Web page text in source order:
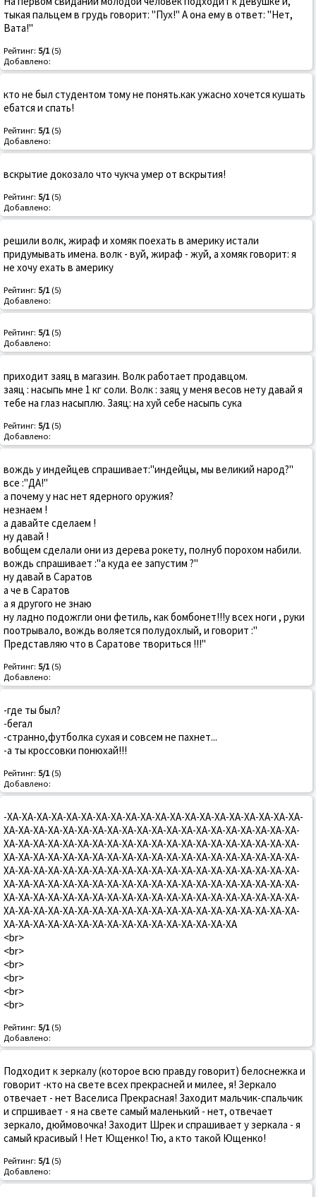
тыкая пальцем в грудь говорит: "Пух!" А она ему в ответ: "Нет,
Вата!"
Рейтинг: 5/1 (5)
Добавлено:
кто не был студентом тому не понять.как ужасно хочется кушать
ебатся и спать!
Рейтинг: 5/1 (5)
Добавлено:
вскрытие докозало что чукча умер от вскрытия!
Рейтинг: 5/1 (5)
Добавлено:
решили волк, жираф и хомяк поехать в америку истали
придумывать имена. волк - вуй, жираф - жуй, а хомяк говорит: я
не хочу ехать в америку
Рейтинг: 5/1 (5)
Добавлено:
Рейтинг: 5/1 (5)
Добавлено:
приходит заяц в магазин. Волк работает продавцом.
заяц : насыпь мне 1 кг соли. Волк : заяц у меня весов нету давай я
тебе на глаз насыплю. Заяц: на хуй себе насыпь сука
Рейтинг: 5/1 (5)
Добавлено:
вождь у индейцев спрашивает:"индейцы, мы великий народ?"
все :"ДА!"
а почему у нас нет ядерного оружия?
незнаем !
а давайте сделаем !
ну давай !
вобщем сделали они из дерева рокету, полнуб порохом набили.
вождь спрашивает :"а куда ее запустим ?"
ну давай в Саратов
а че в Саратов
а я другого не знаю
ну ладно подожгли они фетиль, как бомбонет!!!у всех ноги , руки
поотрывало, вождь воляется полудохлый, и говорит :"
Представляю что в Саратове твориться !!!"
Рейтинг: 5/1 (5)
Добавлено:
-где ты был?
-бегал
-странно,футболка сухая и совсем не пахнет...
-а ты кроссовки понюхай!!!
Рейтинг: 5/1 (5)
Добавлено:
-ХА-ХА-ХА-ХА-ХА-ХА-ХА-ХА-ХА-ХА-ХА-ХА-ХА-ХА-ХА-ХА-ХА-ХА-ХА-ХА-
ХА-ХА-ХА-ХА-ХА-ХА-ХА-ХА-ХА-ХА-ХА-ХА-ХА-ХА-ХА-ХА-ХА-ХА-ХА-ХА-
ХА-ХА-ХА-ХА-ХА-ХА-ХА-ХА-ХА-ХА-ХА-ХА-ХА-ХА-ХА-ХА-ХА-ХА-ХА-ХА-
ХА-ХА-ХА-ХА-ХА-ХА-ХА-ХА-ХА-ХА-ХА-ХА-ХА-ХА-ХА-ХА-ХА-ХА-ХА-ХА-
ХА-ХА-ХА-ХА-ХА-ХА-ХА-ХА-ХА-ХА-ХА-ХА-ХА-ХА-ХА-ХА-ХА-ХА-ХА-ХА-
ХА-ХА-ХА-ХА-ХА-ХА-ХА-ХА-ХА-ХА-ХА-ХА-ХА-ХА-ХА-ХА-ХА-ХА-ХА-ХА-
ХА-ХА-ХА-ХА-ХА-ХА-ХА-ХА-ХА-ХА-ХА-ХА-ХА-ХА-ХА-ХА-ХА-ХА-ХА-ХА-
ХА-ХА-ХА-ХА-ХА-ХА-ХА-ХА-ХА-ХА-ХА-ХА-ХА-ХА-ХА-ХА-ХА-ХА-ХА-ХА-
ХА-ХА-ХА-ХА-ХА-ХА-ХА-ХА-ХА-ХА-ХА-ХА-ХА-ХА-ХА-ХА
<br>
<br>
<br>
<br>
<br>
<br>
Рейтинг: 5/1 (5)
Добавлено:
Подходит к зеркалу (которое всю правду говорит) белоснежка и
говорит -кто на свете всех прекрасней и милее, я! Зеркало
отвечает - нет Васелиса Прекрасная! Заходит мальчик-спальчик
и спршивает - я на свете самый маленький - нет, отвечает
зеркало, дюймовочка! Заходит Шрек и спрашивает у зеркала - я
самый красивый ! Нет Ющенко! Тю, а кто такой Ющенко!
Рейтинг: 5/1 (5)
Добавлено: